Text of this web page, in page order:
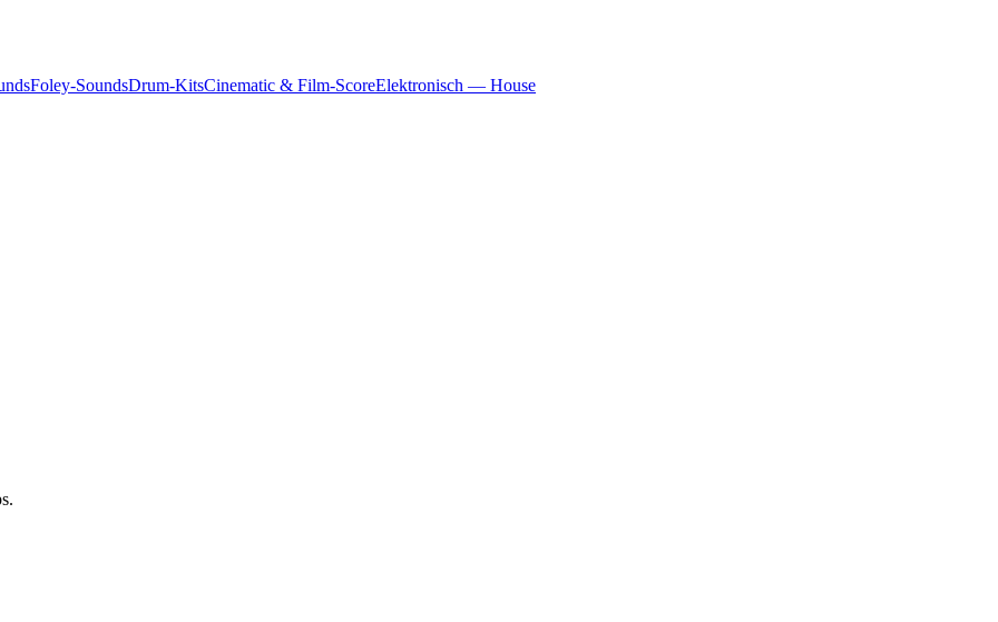
Foley-SoundsDrum-KitsCinematic & Film-ScoreElektronisch — House